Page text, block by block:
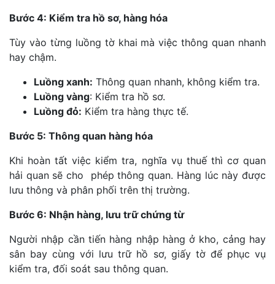
Bước 4: Kiểm tra hồ sơ, hàng hóa
Tùy vào từng luồng tờ khai mà việc thông quan nhanh
hay chậm.
Luồng xanh: Thông quan nhanh, không kiểm tra.
Luồng vàng: Kiểm tra hồ sơ.
Luồng đỏ: Kiểm tra hàng thực tế.
Bước 5: Thông quan hàng hóa
Khi hoàn tất việc kiểm tra, nghĩa vụ thuế thì cơ quan
hải quan sẽ cho phép thông quan. Hàng lúc này được
lưu thông và phân phối trên thị trường.
Bước 6: Nhận hàng, lưu trữ chứng từ
Người nhập cần tiến hàng nhập hàng ở kho, cảng hay
sân bay cùng với lưu trữ hồ sơ, giấy tờ để phục vụ
kiểm tra, đối soát sau thông quan.